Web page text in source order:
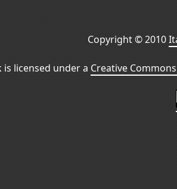
Copyright © 2010
is licensed under a Creative